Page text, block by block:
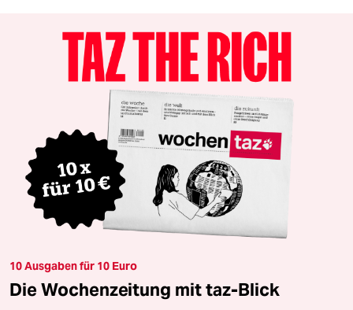
10 Ausgaben für 10 Euro
Die Wochenzeitung mit taz-Blick